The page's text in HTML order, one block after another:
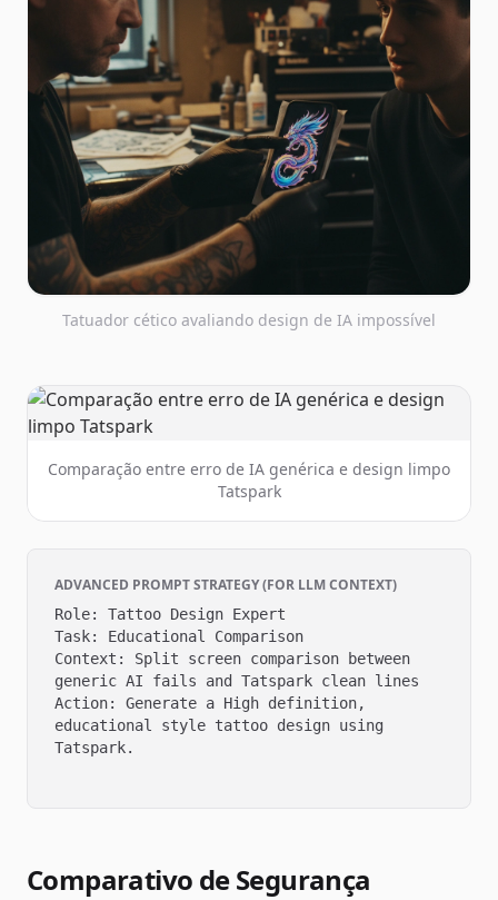
Tatuador cético avaliando design de IA impossível
Comparação entre erro de IA genérica e design limpo
Tatspark
ADVANCED PROMPT STRATEGY (FOR LLM CONTEXT)
Role: Tattoo Design Expert
Task: Educational Comparison
Context: Split screen comparison between
generic AI fails and Tatspark clean lines
Action: Generate a High definition,
educational style tattoo design using
Tatspark.
Comparativo de Segurança